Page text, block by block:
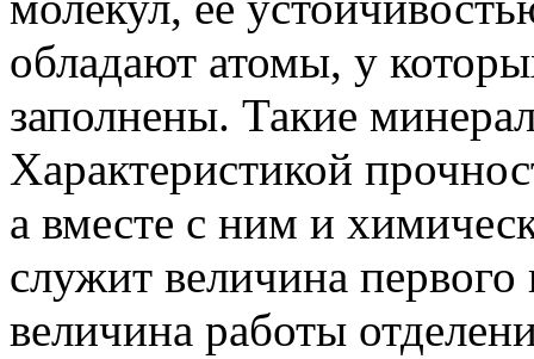
обладают атомы, у
заполнены. Такие
Характеристикой
а вместе с ним и
служит величина
величина работы